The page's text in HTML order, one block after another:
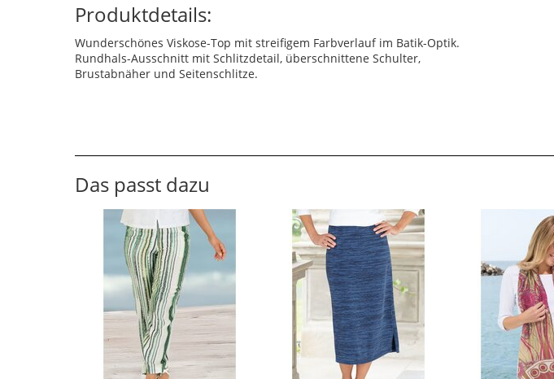
Produktdetails:
Wunderschönes Viskose-Top mit streifigem Farbverlauf im Batik-Optik.
Rundhals-Ausschnitt mit Schlitzdetail, überschnittene Schulter,
Brustabnäher und Seitenschlitze.
Das passt dazu